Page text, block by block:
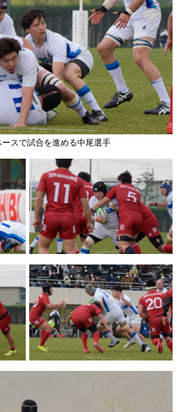
スで試合を進める中尾選手